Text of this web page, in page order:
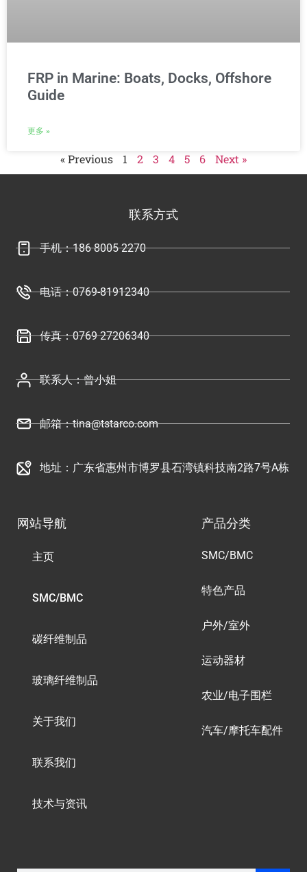
FRP in Marine: Boats, Docks, Offshore
Guide
更多 »
« Previous 1 2 3 4 5 6 Next »
联系方式
手机：186 8005 2270
电话：0769-81912340
传真：0769 27206340
联系人：曾小姐
邮箱：tina@tstarco.com
地址：广东省惠州市博罗县石湾镇科技南2路7号A栋
网站导航
主页
SMC/BMC
碳纤维制品
玻璃纤维制品
关于我们
联系我们
技术与资讯
产品分类
SMC/BMC
特色产品
户外/室外
运动器材
农业/电子围栏
汽车/摩托车配件